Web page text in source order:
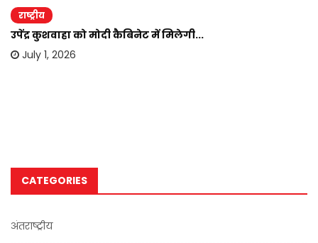
राष्ट्रीय
उपेंद्र कुशवाहा को मोदी कैबिनेट में मिलेगी...
July 1, 2026
CATEGORIES
अंतराष्ट्रीय